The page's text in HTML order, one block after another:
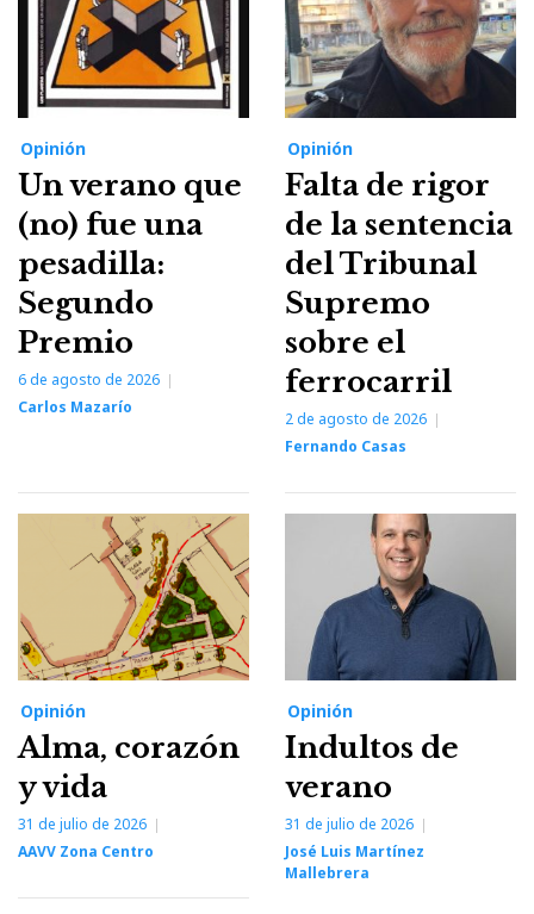
Opinión
Un verano que
(no) fue una
pesadilla:
Segundo
Premio
6 de agosto de 2026
Carlos Mazarío
Opinión
Falta de rigor
de la sentencia
del Tribunal
Supremo
sobre el
ferrocarril
2 de agosto de 2026
Fernando Casas
Opinión
Alma, corazón
y vida
31 de julio de 2026
AAVV Zona Centro
Opinión
Indultos de
verano
31 de julio de 2026
José Luis Martínez
Mallebrera